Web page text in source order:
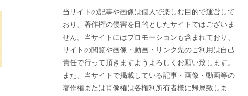
当サイトの記事や画像は個人で楽しむ目的で運営して
おり、著作権の侵害を目的としたサイトではございま
せん。当サイトにはプロモーションも含まれており、
サイトの閲覧や画像・動画・リンク先のご利用は自己
責任で行って頂きますようよろしくお願い致します。
また、当サイトで掲載している記事・画像・動画等の
著作権または肖像権は各権利所有者様に帰属致しま